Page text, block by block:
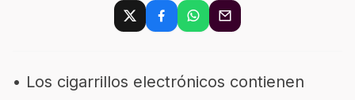
• Los cigarrillos electrónicos contienen